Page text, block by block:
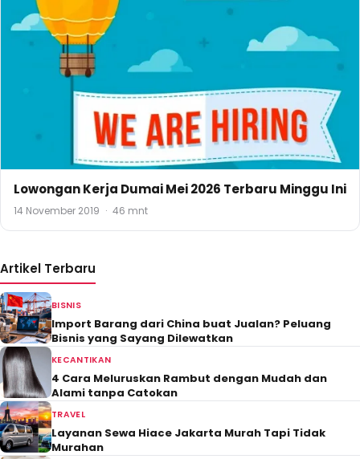
Lowongan Kerja Dumai Mei 2026 Terbaru Minggu Ini
14 November 2019 · 46 mnt
Artikel Terbaru
BISNIS
Import Barang dari China buat Jualan? Peluang
Bisnis yang Sayang Dilewatkan
KECANTIKAN
4 Cara Meluruskan Rambut dengan Mudah dan
Alami tanpa Catokan
TRAVEL
Layanan Sewa Hiace Jakarta Murah Tapi Tidak
Murahan